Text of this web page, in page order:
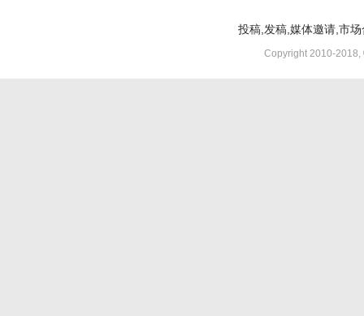
投稿,发稿,媒体邀请,市
Copyright 2010-2018,